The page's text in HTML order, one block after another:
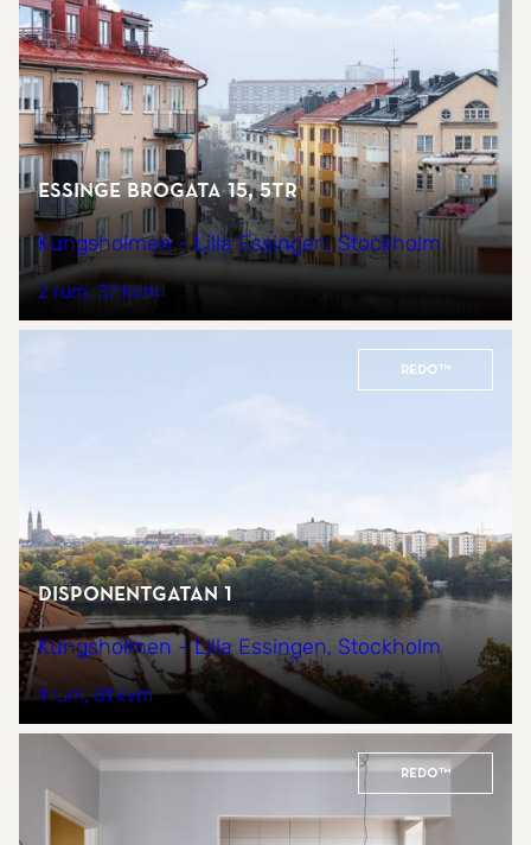
Essinge brogata 15, 5tr
Kungsholmen - Lilla Essingen, Stockholm
2 rum 37 kvm
REDO™
Disponentgatan 1
Kungsholmen - Lilla Essingen, Stockholm
1 rum 31 kvm
REDO™